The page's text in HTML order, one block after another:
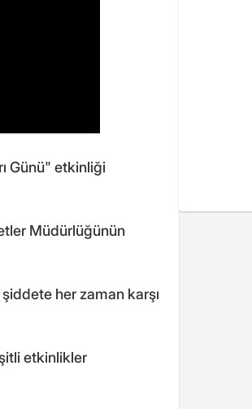
Günü" etkinliği
Müdürlüğünün
her zaman karşı
etkinlikler